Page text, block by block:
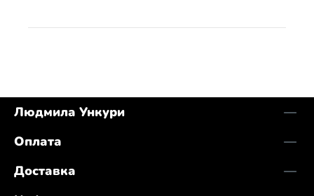
Людмила Ункури
Оплата
Доставка